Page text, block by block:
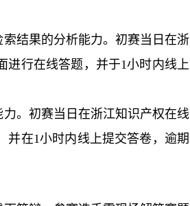
结果的分析能力。初赛当日在浙
进行在线答题，并于1小时内线上
。初赛当日在浙江知识产权在线
并在1小时内线上提交答卷，逾期